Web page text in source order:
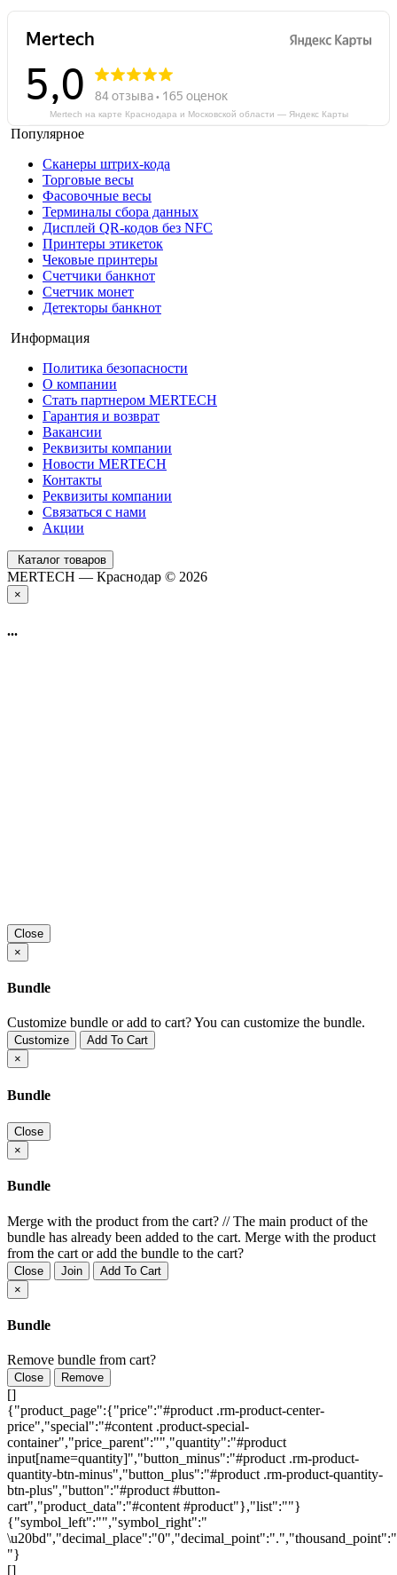
Mertech на карте Краснодара и Московской области — Яндекс Карты
Популярное
Сканеры штрих-кода
Торговые весы
Фасовочные весы
Терминалы сбора данных
Дисплей QR-кодов без NFC
Принтеры этикеток
Чековые принтеры
Счетчики банкнот
Счетчик монет
Детекторы банкнот
Информация
Политика безопасности
О компании
Стать партнером MERTECH
Гарантия и возврат
Вакансии
Реквизиты компании
Новости MERTECH
Контакты
Реквизиты компании
Связаться с нами
Акции
Каталог товаров
MERTECH — Краснодар © 2026
×
...
Close
×
Bundle
Customize bundle or add to cart?You can customize the bundle.
Customize
Add To Cart
×
Bundle
Close
×
Bundle
Merge with the product from the cart? //The main product of the
bundle has already been added to the cart. Merge with the product
from the cart or add the bundle to the cart?
Close Join
Add To Cart
×
Bundle
Remove bundle from cart?
Close Remove
[]
{"product_page":{"price":"#product .rm-product-center-
price","special":"#content .product-special-
container","price_parent":"","quantity":"#product
input[name=quantity]","button_minus":"#product .rm-product-
quantity-btn-minus","button_plus":"#product .rm-product-quantity-
btn-plus","button":"#product #button-
cart","product_data":"#content #product"},"list":""}
{"symbol_left":"","symbol_right":"
\u20bd","decimal_place":"0","decimal_point":".","thousand_point":"
"}
[]